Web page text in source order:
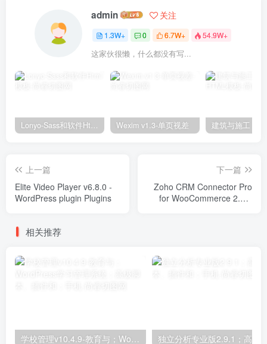
admin 关注
1.3W+ 0 6.7W+ 54.9W+
这家伙很懒，什么都没有写...
Lonyo-Sass和软件Html模板 Wexim v1.3-单页视差
上一篇
Elite Video Player v6.8.0 -
WordPress plugin Plugins
下一篇
Zoho CRM Connector Pro
for WooCommerce 2.1.5
相关推荐
学校管理v10.4.9-教育与；WordPress学习管理系统；高级脚本、插件和；手机